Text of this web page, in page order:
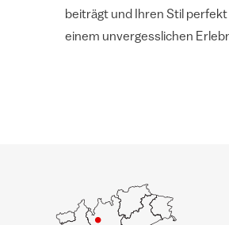
beiträgt und Ihren Stil
einem unvergesslichen